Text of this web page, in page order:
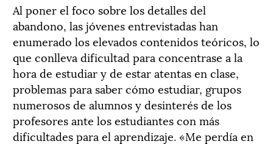
Al poner el foco sobre los detalles del
abandono, las jóvenes entrevistadas han
enumerado los elevados contenidos teóricos, lo
que conlleva dificultad para concentrase a la
hora de estudiar y de estar atentas en clase,
problemas para saber cómo estudiar, grupos
numerosos de alumnos y desinterés de los
profesores ante los estudiantes con más
dificultades para el aprendizaje. «Me perdía en